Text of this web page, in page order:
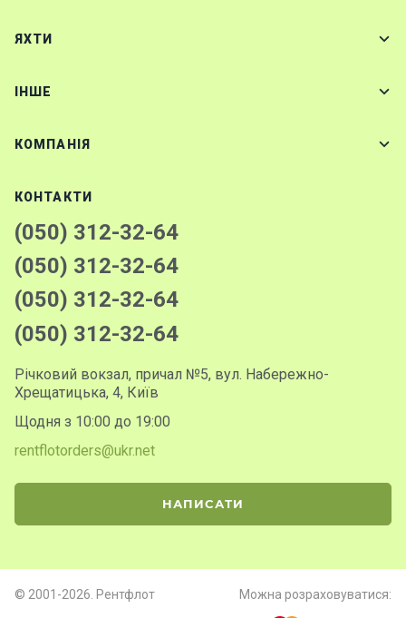
ЯХТИ
IНШЕ
КОМПАНІЯ
КОНТАКТИ
(050) 312-32-64
(050) 312-32-64
(050) 312-32-64
(050) 312-32-64
Річковий вокзал, причал №5, вул. Набережно-
Хрещатицька, 4, Київ
Щодня з 10:00 до 19:00
rentflotorders@ukr.net
НАПИСАТИ
© 2001-2026. Рентфлот Можна розраховуватися: